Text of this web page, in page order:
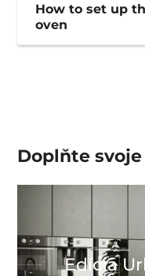
How to set up
oven
Doplňte
Edícia